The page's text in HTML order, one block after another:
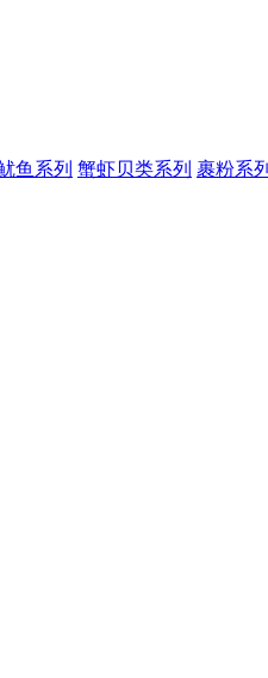
鱼系列 蟹虾贝类系列 裹粉系